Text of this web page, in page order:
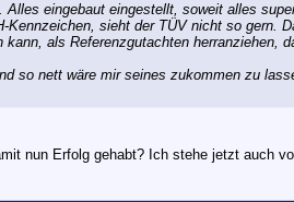
eingebaut eingestellt, soweit alles
sieht der TÜV nicht so gern.
als Referenzgutachten herranziehen,
so nett wäre mir seines zukommen zu
nun Erfolg gehabt? Ich stehe jetzt auch